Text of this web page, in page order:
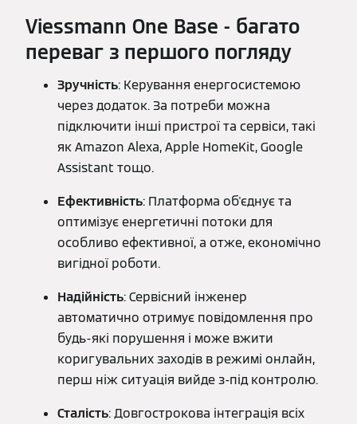
Viessmann One Base - багато
переваг з першого погляду
Зручність: Керування енергосистемою
через додаток. За потреби можна
підключити інші пристрої та сервіси, такі
як Amazon Alexa, Apple HomeKit, Google
Assistant тощо.
Ефективність: Платформа об'єднує та
оптимізує енергетичні потоки для
особливо ефективної, а отже, економічно
вигідної роботи.
Надійність: Сервісний інженер
автоматично отримує повідомлення про
будь-які порушення і може вжити
коригувальних заходів в режимі онлайн,
перш ніж ситуація вийде з-під контролю.
Сталість: Довгострокова інтеграція всіх